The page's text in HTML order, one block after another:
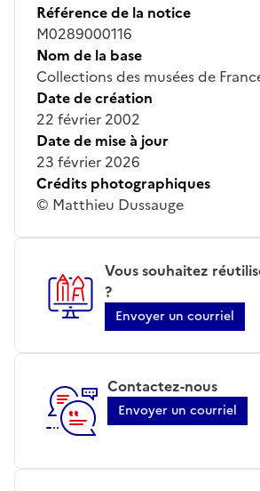
Référence de la notice
M0289000116
Nom de la base
Collections des musées de
Date de création
22 février 2002
Date de mise à jour
23 février 2026
Crédits photographiques
© Matthieu Dussauge
Vous souhaitez
?
Envoyer un courriel
Contactez-nous
Envoyer un courriel